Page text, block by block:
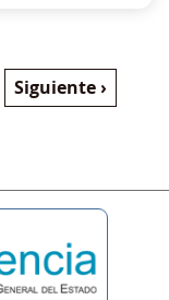
Pàgina següent
Siguiente ›